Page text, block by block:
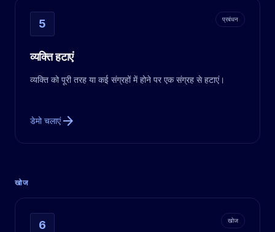
5 प्रबंधन
व्यक्ति हटाएं
व्यक्ति को पूरी तरह या कई संग्रहों में होने पर एक संग्रह से हटाएं।
डेमो चलाएंarrow_forward
खोज
6 खोज